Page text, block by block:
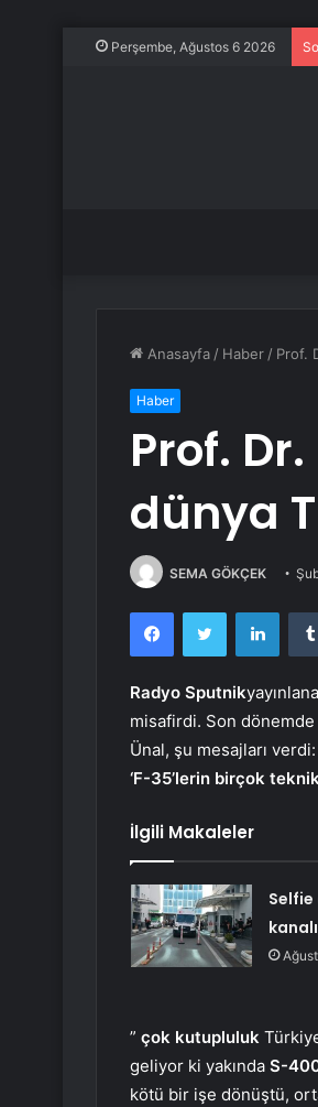
Perşembe, Ağustos 6 2026
Anasayfa / Haber / Prof.
Haber
Prof.
dünya
SEMA GÖKÇEK
FacebookTwitter
Radyo Sputnik
misafirdi. Son
Ünal, şu mesajları verdi:
‘F-35’lerin birçok
İlgili Makaleler
” çok kutupluluk
geliyor ki yakında S-
kötü bir işe dönüştü,